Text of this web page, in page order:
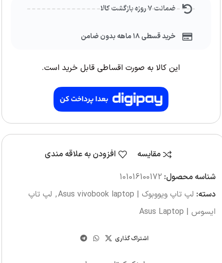
ضمانت ۷ روزه بازگشت کالا
خرید قسطی ۱۸ ماهه بدون ضامن
این کالا به صورت اقساطی قابل خرید است.
مقایسه
افزودن به علاقه مندی
شناسه محصول: 101016100172
دسته: لپ تاپ ویووبوک | Asus vivobook laptop , لپ تاپ
ایسوس | Asus Laptop
اشتراک گذاری